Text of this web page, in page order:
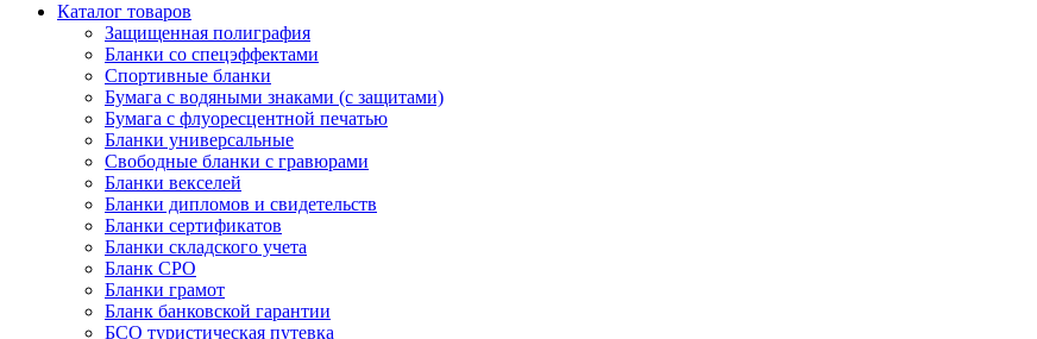
Каталог товаров
Защищенная полиграфия
Бланки со спецэффектами
Спортивные бланки
Бумага с водяными знаками (с защитами)
Бумага с флуоресцентной печатью
Бланки универсальные
Свободные бланки с гравюрами
Бланки векселей
Бланки дипломов и свидетельств
Бланки сертификатов
Бланки складского учета
Бланк СРО
Бланки грамот
Бланк банковской гарантии
БСО туристическая путевка